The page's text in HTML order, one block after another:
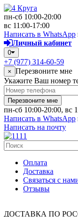
пн-сб 10:00-20:00
вс 11:00-17:00
Написать в WhatsApp
Личный кабинет
0
+7 (977) 314-60-59
× Перезвоните мне
Укажите Ваш номер
Перезвоните мне
пн-сб 10:00-20:00, вс
Написать в WhatsApp
Написать на почту
Оплата
Доставка
Связаться с
Отзывы
ДОСТАВКА ПО